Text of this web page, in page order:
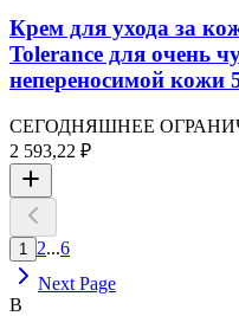
Крем для ухода за
Tolerance для очень
непереносимой кожи
СЕГОДНЯШНЕЕ
2 593,22 ₽
1 2...6
Next Page
B